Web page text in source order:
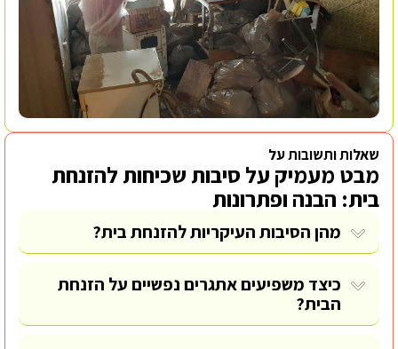
שאלות ותשובות על
מבט מעמיק על סיבות שכיחות להזנחת
בית: הבנה ופתרונות
מהן הסיבות העיקריות להזנחת בית?
כיצד משפיעים אתגרים נפשיים על הזנחת
הבית?